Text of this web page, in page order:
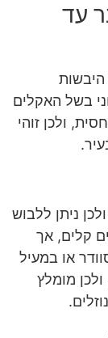
עד
בשל האקלים
ולכן זוהי
ניתן ללבוש
קלים, אך
או במעיל
מומלץ